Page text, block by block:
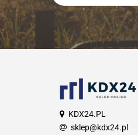
KDX24.PL
sklep@kdx24.pl